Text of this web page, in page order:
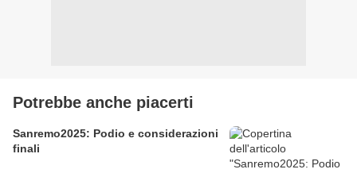
Potrebbe anche piacerti
Sanremo2025: Podio e considerazioni
finali